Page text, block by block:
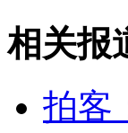
拍客：300斤
相关报
拍客